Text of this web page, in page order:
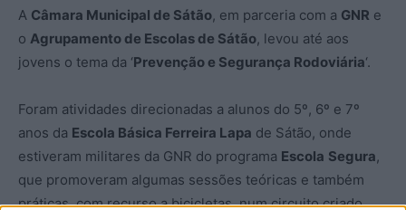
A Câmara Municipal de Sátão, em parceria com a GNR e
o Agrupamento de Escolas de Sátão, levou até aos
jovens o tema da ‘Prevenção e Segurança Rodoviária‘.
Foram atividades direcionadas a alunos do 5º, 6º e 7º
anos da Escola Básica Ferreira Lapa de Sátão, onde
estiveram militares da GNR do programa Escola Segura,
que promoveram algumas sessões teóricas e também
práticas, com recurso a bicicletas, num circuito criado